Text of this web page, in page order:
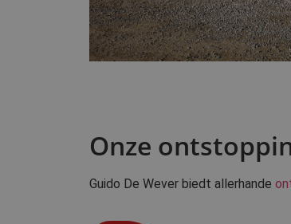
Onze
Guido De Wever biedt allerhande